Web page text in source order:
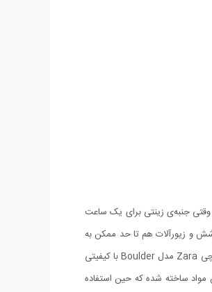
جنبه‌ی زینتی برای یک ساعت
زیورآلات هم تا حد ممکن به
هم نزدیک باشند. ست ساعت مچی Zara مدل Boulder بهترین و مناسب ترین هدیه در مناسبت های ویژه ای مانند نامزدی، ازدواج و یا تولد برای یک زوج باشد. ست ساعت مچی Zara مدل Boulder با کیفیتی
مواد ساخته شده که حین استفاده